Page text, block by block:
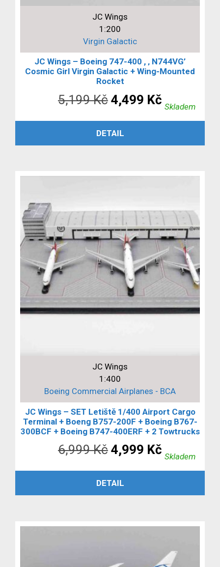
JC Wings
1:200
Virgin Galactic
JC Wings – Boeing 747-400 , ‚ N744VG’
Cosmic Girl Virgin Galactic + Wing-Mounted
Rocket
5,199Kč Původní
cena
byla:
4,499 Kč
cena
Skladem
PŘIDAT DO KOŠÍKU
DETAIL
JC Wings
1:400
Boeing Commercial Airplanes - BCA
JC Wings – SET Letiště 1/400 Airport Cargo
Terminal + Boeng B757-200F + Boeing B767-
300BCF + Boeing B747-400ERF + 2 Towtrucks
6,999Kč Původní
cena
byla:
4,999 Kč
cena
Skladem
PŘIDAT DO KOŠÍKU
DETAIL